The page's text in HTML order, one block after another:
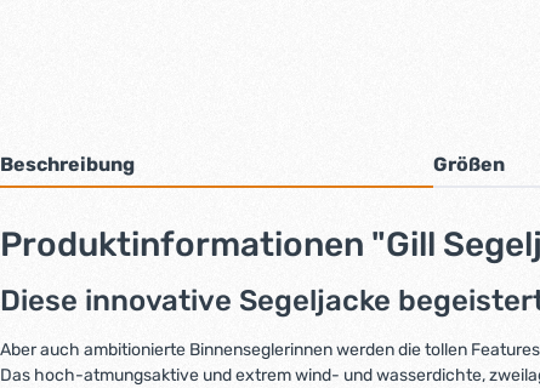
Beschreibung Größen
Produktinformationen "Gill
Diese innovative Segeljacke
Aber auch ambitionierte Binnenseglerinnen werden die tollen
Das hoch-atmungsaktive und extrem wind- und wasserdichte,